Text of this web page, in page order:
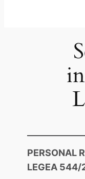
PERSONAL
LEGEA 544/